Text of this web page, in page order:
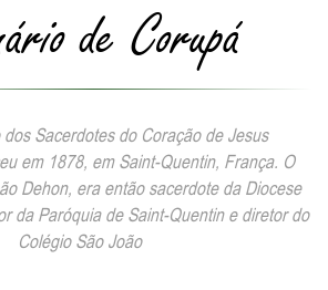
de Corupá
Sacerdotes do Coração de Jesus
em 1878, em Saint-Quentin, França. O
Dehon, era então sacerdote da Diocese
da Paróquia de Saint-Quentin e diretor do
Colégio São João